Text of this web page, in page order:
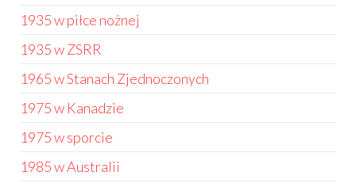
1935 w piłce nożnej
1935 w ZSRR
1965 w Stanach Zjednoczonych
1975 w Kanadzie
1975 w sporcie
1985 w Australii